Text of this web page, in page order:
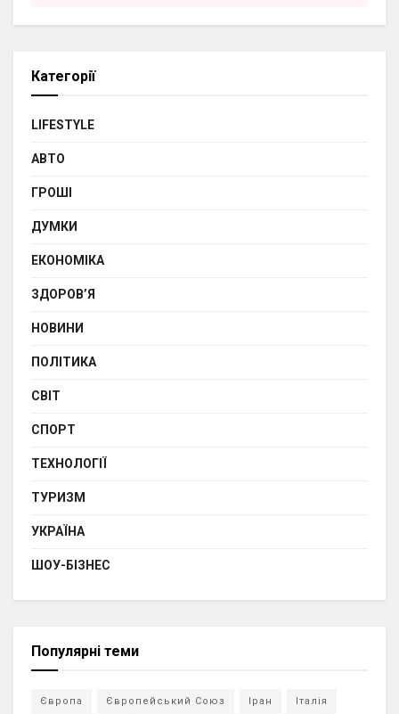
Категорії
LIFESTYLE
АВТО
ГРОШІ
ДУМКИ
ЕКОНОМІКА
ЗДОРОВ’Я
НОВИНИ
ПОЛІТИКА
СВІТ
СПОРТ
ТЕХНОЛОГІЇ
ТУРИЗМ
УКРАЇНА
ШОУ-БІЗНЕС
Популярні теми
Європа Європейський Союз Іран Італія